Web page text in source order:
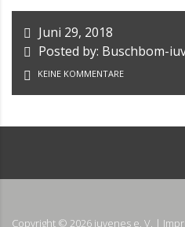
Juni 29, 2018
Posted by: Buschbom-
KEINE KOMMENTARE
Copyright © 2026 iuvenes e. V. |